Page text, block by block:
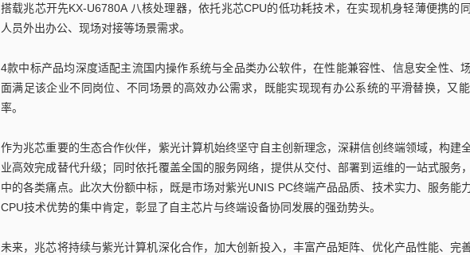
搭载兆芯开先KX-U6780A 八核处理器，依托兆芯CPU的低功耗技术，在实现机身轻薄便携的
人员外出办公、现场对接等场景需求。
4款中标产品均深度适配主流国内操作系统与全品类办公软件，在性能兼容性、信息安全性、
面满足该企业不同岗位、不同场景的高效办公需求，既能实现现有办公系统的平滑替换，又
率。
作为兆芯重要的生态合作伙伴，紫光计算机始终坚守自主创新理念，深耕信创终端领域，构建
业高效完成替代升级；同时依托覆盖全国的服务网络，提供从交付、部署到运维的一站式服务
中的各类痛点。此次大份额中标，既是市场对紫光UNIS PC终端产品品质、技术实力、服务能
CPU技术优势的集中肯定，彰显了自主芯片与终端设备协同发展的强劲势头。
未来，兆芯将持续与紫光计算机深化合作，加大创新投入，丰富产品矩阵、优化产品性能、完